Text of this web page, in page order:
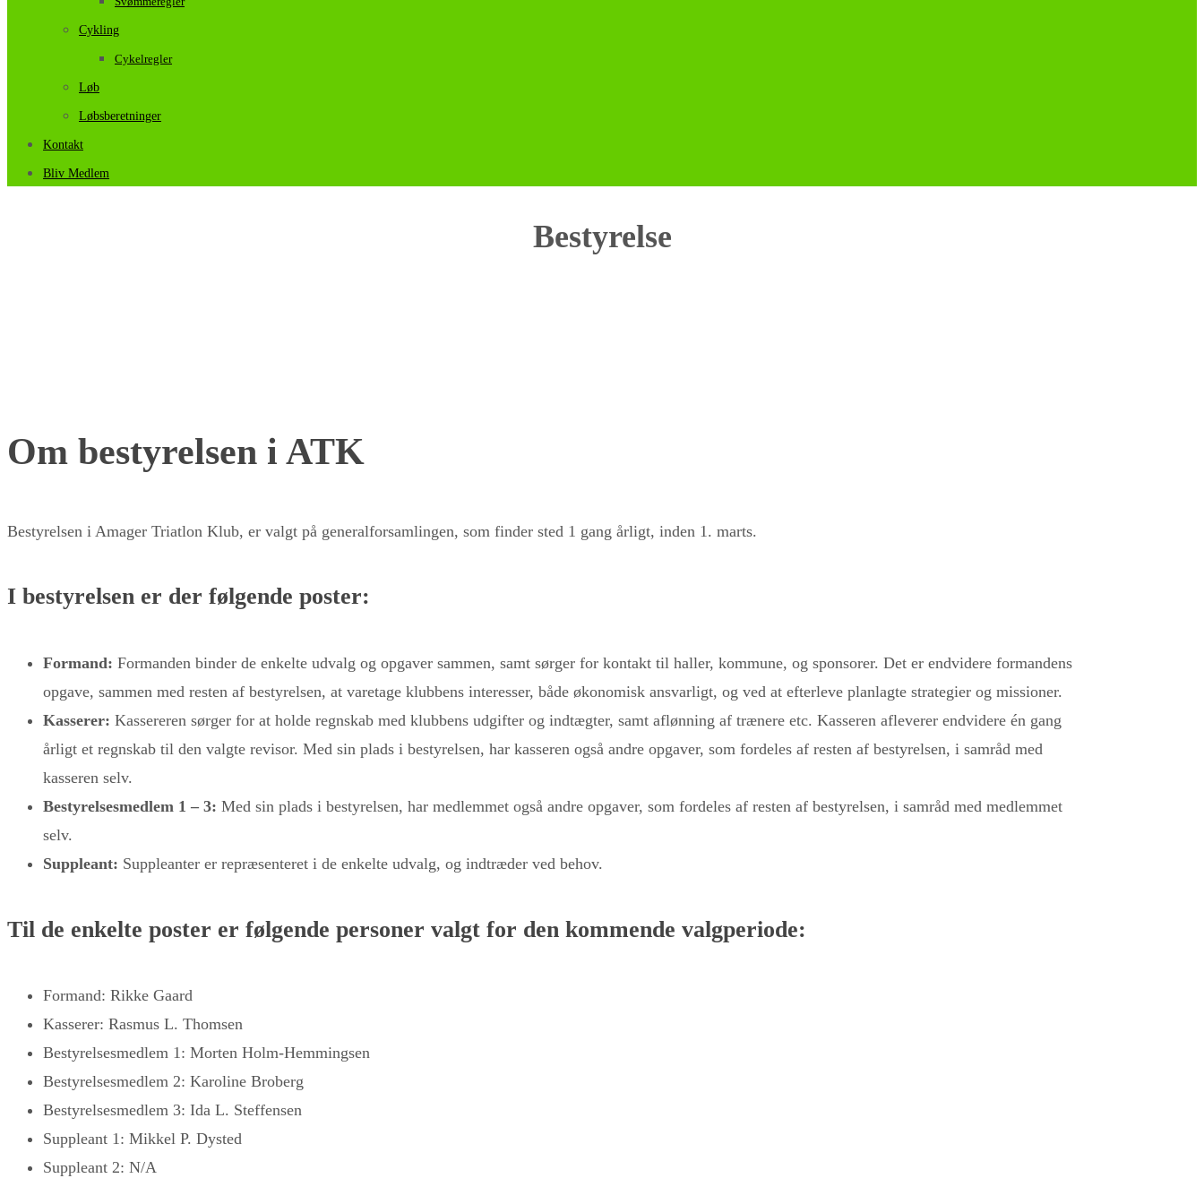
Cykling
Cykelregler
Løb
Løbsberetninger
Kontakt
Bliv Medlem
Bestyrelse
Om bestyrelsen i ATK
Bestyrelsen i Amager Triatlon Klub, er valgt på generalforsamlingen, som finder sted 1 gang årligt, inden 1. marts.
I bestyrelsen er der følgende poster:
Formand: Formanden binder de enkelte udvalg og opgaver sammen, samt sørger for kontakt til haller, kommune, og sponsorer. Det er endvidere formandens
opgave, sammen med resten af bestyrelsen, at varetage klubbens interesser, både økonomisk ansvarligt, og ved at efterleve planlagte strategier og missioner.
Kasserer: Kassereren sørger for at holde regnskab med klubbens udgifter og indtægter, samt aflønning af trænere etc. Kasseren afleverer endvidere én gang
årligt et regnskab til den valgte revisor. Med sin plads i bestyrelsen, har kasseren også andre opgaver, som fordeles af resten af bestyrelsen, i samråd med
kasseren selv.
Bestyrelsesmedlem 1 – 3: Med sin plads i bestyrelsen, har medlemmet også andre opgaver, som fordeles af resten af bestyrelsen, i samråd med medlemmet
selv.
Suppleant: Suppleanter er repræsenteret i de enkelte udvalg, og indtræder ved behov.
Til de enkelte poster er følgende personer valgt for den kommende valgperiode:
Formand: Rikke Gaard
Kasserer: Rasmus L. Thomsen
Bestyrelsesmedlem 1: Morten Holm-Hemmingsen
Bestyrelsesmedlem 2: Karoline Broberg
Bestyrelsesmedlem 3: Ida L. Steffensen
Suppleant 1: Mikkel P. Dysted
Suppleant 2: N/A